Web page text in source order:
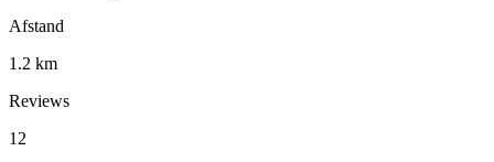
Afstand
1.2 km
Reviews
12